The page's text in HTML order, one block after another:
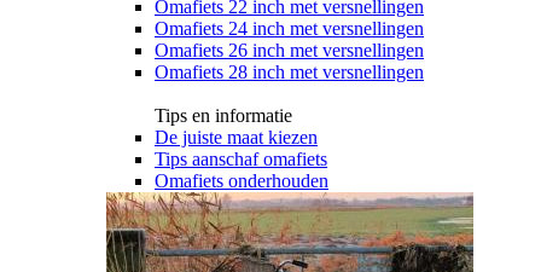
Omafiets 22 inch met versnellingen
Omafiets 24 inch met versnellingen
Omafiets 26 inch met versnellingen
Omafiets 28 inch met versnellingen
Tips en informatie
De juiste maat kiezen
Tips aanschaf omafiets
Omafiets onderhouden